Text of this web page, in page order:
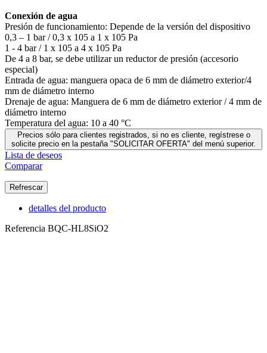
Conexión de agua
Presión de funcionamiento: Depende de la versión del dispositivo
0,3 – 1 bar / 0,3 x 105 a 1 x 105 Pa
1 - 4 bar / 1 x 105 a 4 x 105 Pa
De 4 a 8 bar, se debe utilizar un reductor de presión (accesorio
especial)
Entrada de agua: manguera opaca de 6 mm de diámetro exterior/4
mm de diámetro interno
Drenaje de agua: Manguera de 6 mm de diámetro exterior / 4 mm de
diámetro interno
Temperatura del agua: 10 a 40 °C
Precios sólo para clientes registrados, si no es cliente, regístrese o
solicite precio en la pestaña "SOLICITAR OFERTA" del menú superior.
Lista de deseos
Comparar
detalles del producto
Referencia BQC-HL8SiO2